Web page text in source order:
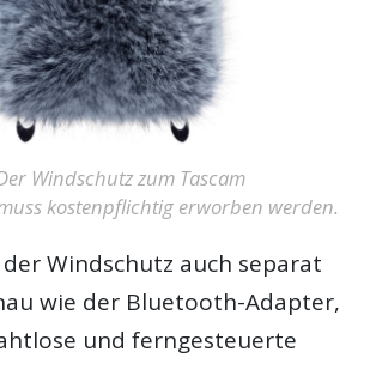
Windschutz zum Tascam
kostenpflichtig erworben werden.
Windschutz auch separat
wie der Bluetooth-Adapter,
und ferngesteuerte